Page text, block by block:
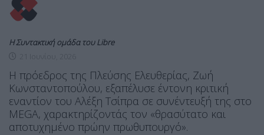
Η Συντακτική ομάδα του Libre
Η πρόεδρος της Πλεύσης Ελευθερίας, Ζωή
Κωνσταντοπούλου, εξαπέλυσε έντονη κριτική
εναντίον του Αλέξη Τσίπρα σε συνέντευξή της στο
MEGA, χαρακτηρίζοντάς τον «θρασύτατο και
αποτυχημένο πρώην πρωθυπουργό».